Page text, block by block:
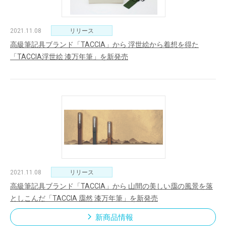
2021.11.08 リリース
高級筆記具ブランド「TACCIA」から 浮世絵から着想を得た
「TACCIA浮世絵 漆万年筆」を新発売
2021.11.08 リリース
高級筆記具ブランド「TACCIA」から 山間の美しい靄の風景を落
としこんだ「TACCIA 靄然 漆万年筆」を新発売
新商品情報